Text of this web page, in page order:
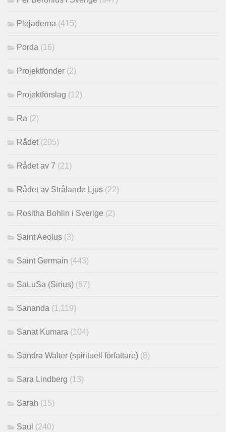
Plejaderna (415)
Porda (16)
Projektfonder (2)
Projektförslag (12)
Ra (2)
Rådet(205)
Rådet av 7 (21)
Rådet av Strålande Ljus (22)
Rositha Bohlin i Sverige (2)
Saint Aeolus (3)
Saint Germain (443)
SaLuSa (Sirius) (67)
Sananda (1,119)
Sanat Kumara (104)
Sandra Walter (spirituell författare) (8)
Sara Lindberg (13)
Sarah (15)
Saul (240)